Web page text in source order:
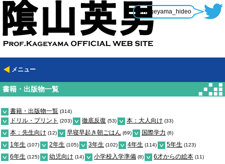
@Kageyama_hideo
メニュー
書籍・出版物一覧
書籍・出版物一覧 (314)
ドリル・プリント (203) 徹底反復 (53) 本：大人向け (33)
本：先生向け (12) 早寝早起き朝ごはん (69) 国際学力 (6)
1年生 (107) 2年生 (105) 3年生 (102) 4年生 (114) 5年生 (123)
6年生 (125) 幼児向け (14) 小学校入学準備 (8) 6才からの絵本 (11)